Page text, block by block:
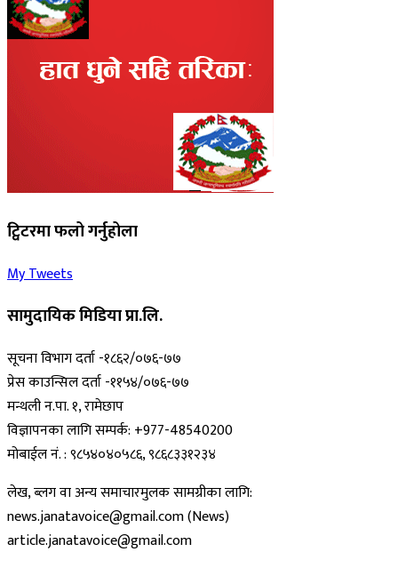
ट्विटरमा फलो गर्नुहोला
My Tweets
सामुदायिक मिडिया प्रा.लि.
सूचना विभाग दर्ता -१८६२/०७६-७७
प्रेस काउन्सिल दर्ता -११५४/०७६-७७
मन्थली न.पा. १, रामेछाप
विज्ञापनका लागि सम्पर्क: +977-48540200
मोबाईल नं. : ९८५४०४०५८६, ९८६८३३१२३४
लेख, ब्लग वा अन्य समाचारमुलक सामग्रीका लागि:
news.janatavoice@gmail.com (News)
article.janatavoice@gmail.com